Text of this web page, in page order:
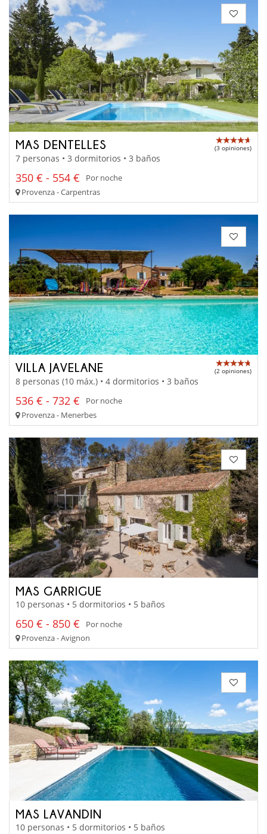
MAS DENTELLES (3 opiniones)
7 personas • 3 dormitorios • 3 baños
350 € - 554 €
Por noche
Provenza - Carpentras
VILLA JAVELANE (2 opiniones)
8 personas (10 máx.) • 4 dormitorios • 3 baños
536 € - 732 €
Por noche
Provenza - Menerbes
MAS GARRIGUE
10 personas • 5 dormitorios • 5 baños
650 € - 850 €
Por noche
Provenza - Avignon
MAS LAVANDIN
10 personas • 5 dormitorios • 5 baños